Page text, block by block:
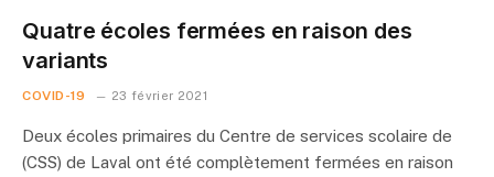
Quatre écoles fermées en raison des
variants
COVID-19 23 février 2021
Deux écoles primaires du Centre de services scolaire de
(CSS) de Laval ont été complètement fermées en raison